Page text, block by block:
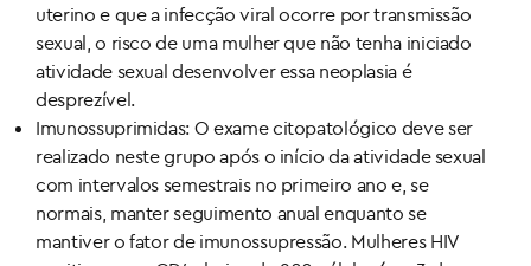
uterino e que a infecção viral ocorre por transmissão
sexual, o risco de uma mulher que não tenha iniciado
atividade sexual desenvolver essa neoplasia é
desprezível.
Imunossuprimidas: O exame citopatológico deve ser
realizado neste grupo após o início da atividade sexual
com intervalos semestrais no primeiro ano e, se
normais, manter seguimento anual enquanto se
mantiver o fator de imunossupressão. Mulheres HIV